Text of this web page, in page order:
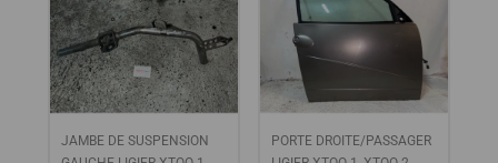
JAMBE DE SUSPENSION
PORTE DROITE/PASSAGER